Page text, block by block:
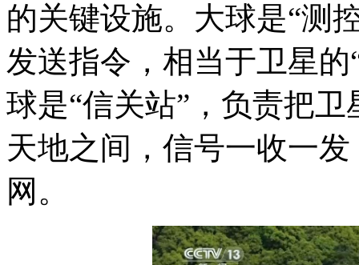
的关键设施。大球是“测
发送指令，相当于卫星的
球是“信关站”，负责把
天地之间，信号一收一
网。